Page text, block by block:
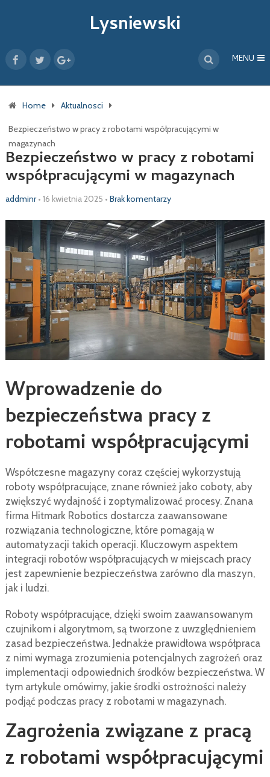
Lysniewski
MENU
Home Aktualnosci
Bezpieczeństwo w pracy z robotami współpracującymi w
magazynach
Bezpieczeństwo w pracy z robotami
współpracującymi w magazynach
addminr • 16 kwietnia 2025 • Brak komentarzy
Wprowadzenie do
bezpieczeństwa pracy z
robotami współpracującymi
Współczesne magazyny coraz częściej wykorzystują
roboty współpracujące, znane również jako coboty, aby
zwiększyć wydajność i zoptymalizować procesy. Znana
firma Hitmark Robotics dostarcza zaawansowane
rozwiązania technologiczne, które pomagają w
automatyzacji takich operacji. Kluczowym aspektem
integracji robotów współpracujących w miejscach pracy
jest zapewnienie bezpieczeństwa zarówno dla maszyn,
jak i ludzi.
Roboty współpracujące, dzięki swoim zaawansowanym
czujnikom i algorytmom, są tworzone z uwzględnieniem
zasad bezpieczeństwa. Jednakże prawidłowa współpraca
z nimi wymaga zrozumienia potencjalnych zagrożeń oraz
implementacji odpowiednich środków bezpieczeństwa. W
tym artykule omówimy, jakie środki ostrożności należy
podjąć podczas pracy z robotami w magazynach.
Zagrożenia związane z pracą
z robotami współpracującymi